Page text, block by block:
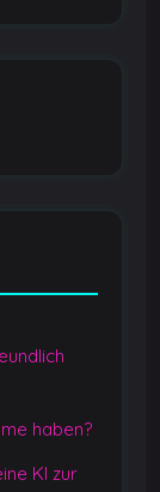
haben?
KI zur